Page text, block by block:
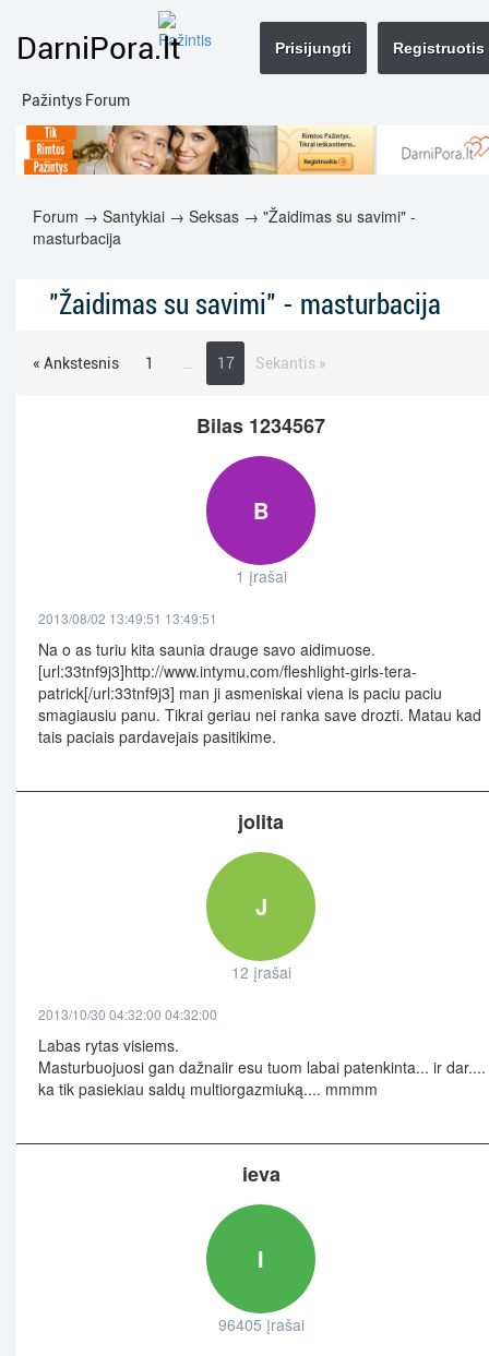
DarniPora.lt
Pažintys Forum
Registruotis
Prisijungti
Forum → Santykiai → Seksas → "Žaidimas su savimi" -
masturbacija
"Žaidimas su savimi" - masturbacija
« Ankstesnis 1 17 Sekantis »
Bilas 1234567
B
1 įrašai
2013/08/02 13:49:51 13:49:51
Na o as turiu kita saunia drauge savo aidimuose.
[url:33tnf9j3]http://www.intymu.com/fleshlight-girls-tera-
patrick[/url:33tnf9j3] man ji asmeniskai viena is paciu paciu
smagiausiu panu. Tikrai geriau nei ranka save drozti. Matau kad
tais paciais pardavejais pasitikime.
jolita
J
12 įrašai
2013/10/30 04:32:00 04:32:00
Labas rytas visiems.
Masturbuojuosi gan dažnaiir esu tuom labai patenkinta... ir dar....
ka tik pasiekiau saldų multiorgazmiuką.... mmmm
ieva
I
96405 įrašai